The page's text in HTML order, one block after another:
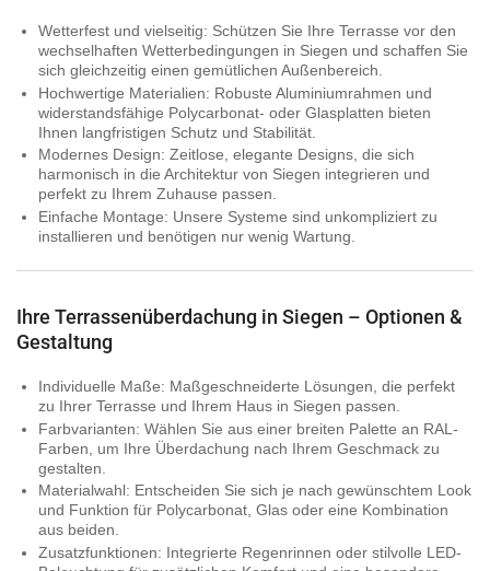
Wetterfest und vielseitig: Schützen Sie Ihre Terrasse vor den
wechselhaften Wetterbedingungen in Siegen und schaffen Sie
sich gleichzeitig einen gemütlichen Außenbereich.
Hochwertige Materialien: Robuste Aluminiumrahmen und
widerstandsfähige Polycarbonat- oder Glasplatten bieten
Ihnen langfristigen Schutz und Stabilität.
Modernes Design: Zeitlose, elegante Designs, die sich
harmonisch in die Architektur von Siegen integrieren und
perfekt zu Ihrem Zuhause passen.
Einfache Montage: Unsere Systeme sind unkompliziert zu
installieren und benötigen nur wenig Wartung.
Ihre Terrassenüberdachung in Siegen – Optionen &
Gestaltung
Individuelle Maße: Maßgeschneiderte Lösungen, die perfekt
zu Ihrer Terrasse und Ihrem Haus in Siegen passen.
Farbvarianten: Wählen Sie aus einer breiten Palette an RAL-
Farben, um Ihre Überdachung nach Ihrem Geschmack zu
gestalten.
Materialwahl: Entscheiden Sie sich je nach gewünschtem Look
und Funktion für Polycarbonat, Glas oder eine Kombination
aus beiden.
Zusatzfunktionen: Integrierte Regenrinnen oder stilvolle LED-